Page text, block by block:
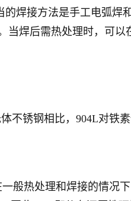
焊接方法是手工电弧焊
当焊后需热处理时，可
不锈钢相比，904L对铁素
般热处理和焊接的情